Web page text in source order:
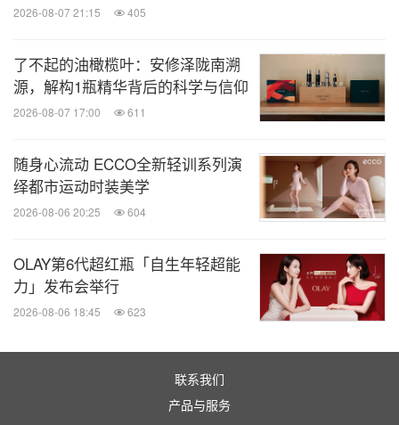
沉浸式赛道互动决战
ORACLE红牛车队模拟器，沉浸式感受高压竞技环
境下的极限考验。
动现场打造一站式理容体验，消费者不仅可以试用
CLEAR清扬男士头皮专研10X头皮充能瓶进行有效
头皮护理，还有机会体验由明星发型师甄尚桥带来
特别嘉宾亮相—— 活动期间被褥日记等KOL们惊
喜现身互动，与粉丝共同参与这一沉浸式体验。
2026-08-07 21:15 405
了不起的油橄榄叶：安修泽陇南溯
源，解构1瓶精华背后的科学与信仰
2026-08-07 17:00 611
随身心流动 ECCO全新轻训系列演
绎都市运动时装美学
2026-08-06 20:25 604
OLAY第6代超红瓶「自生年轻超能
力」发布会举行
2026-08-06 18:45 623
联系我们
产品与服务